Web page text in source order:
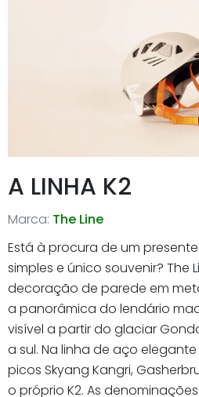
A LINHA K2
Marca: The Line
Está à procura de um
simples e único souvenir? The
decoração de parede em
a panorâmica do lendário
visível a partir do glaciar
a sul. Na linha de aço
picos Skyang Kangri,
o próprio K2. As